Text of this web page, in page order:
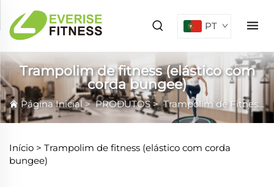
PT
Trampolim de fitness (elástico com
corda bungee)
Página Inicial >PRODUTOS>Trampolim de Fitness
Início > Trampolim de fitness (elástico com corda
bungee)